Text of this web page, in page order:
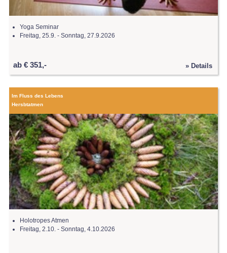
Yoga Seminar
Freitag, 25.9. - Sonntag, 27.9.2026
ab € 351,- » Details
Im Fluss des Lebens
Hersbtatmen
Holotropes Atmen
Freitag, 2.10. - Sonntag, 4.10.2026